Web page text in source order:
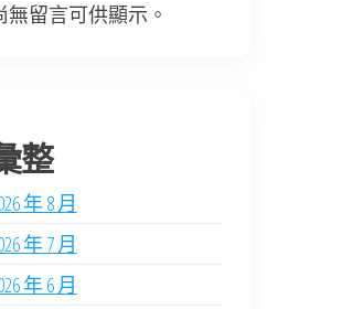
無留言可供顯示。
整
年 8 月
年 7 月
年 6 月